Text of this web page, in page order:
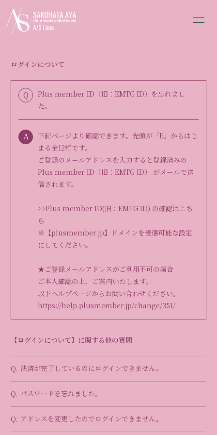
PROFILE
VIDEO
BLOG
ログインについて
Q
Plus member ID（旧：EMTG ID）を忘れまし
た。
A
下記ページより確認できます。先頭が「E」からはじ
まる全12桁です。
ご登録のメールアドレスを入力すると登録済みの
Plus member ID（旧：EMTG ID） がメールで送
信されます。
>>Plus member ID(旧：EMTG ID) の確認はこち
ら
※【plusmember.jp】ドメインを受信可能な設定
にしてください。
★ご登録メールアドレスがご利用不可の場合
ご本人確認の上、ご案内いたします。
以下ヘルプページからお問い合わせください。
https://help.plusmember.jp/change/351/
【ログインについて】に関する他の質問
Q. 決済が完了しているのにログインできません。
Q. パスワードを忘れました。
Q. アドレスを変更したのでログインできません。